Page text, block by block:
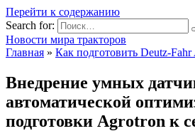
Перейти к содержанию
Search for:
Новости мира тракторов
Главная » Как подготовить Deutz-Fahr
Внедрение умных
автоматической
подготовки Agrotron к